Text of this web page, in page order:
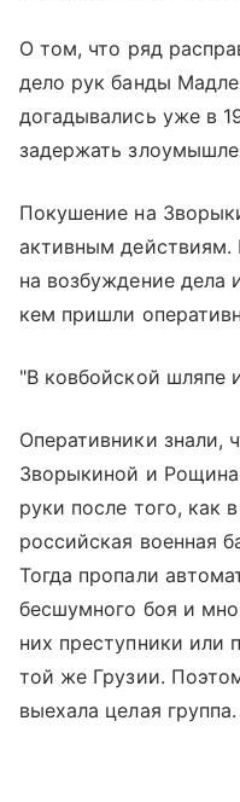
О том, что ряд
дело рук банды
догадывались уже в
задержать
Покушение на
активным действиям.
на возбуждение дела
кем пришли
"В ковбойской шляпе
Оперативники знали,
Зворыкиной и
руки после того, как
российская военная
Тогда пропали
бесшумного боя и
них преступники или
той же Грузии.
выехала целая группа.